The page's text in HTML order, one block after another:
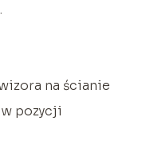
na ścianie
pozycji